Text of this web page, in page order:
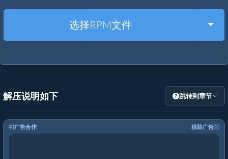
其他工具
选择RPM文件
解压说明如下 跳转到章节
广告合作 移除广告